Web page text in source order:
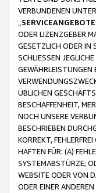
VERBUNDENEN
SERVICEANGEBOTE
ODER LIZENZGEBER
GESETZLICH ODER IN
SCHLIESSEN
GEWÄHRLEISTUNGEN
ÜBLICHEN
BESCHAFFENHEIT,
NOCH UNSERE
BESCHRIEBEN
KORREKT,
HAFTEN FÜR: (A)
SYSTEMABSTÜRZE;
WEBSITE ODER VON
ODER EINER